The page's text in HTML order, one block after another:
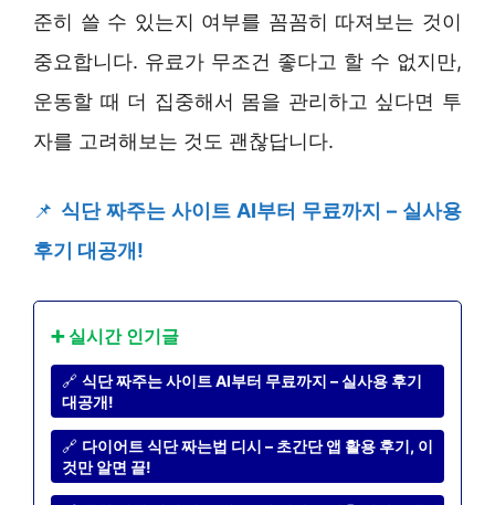
준히 쓸 수 있는지 여부를 꼼꼼히 따져보는 것이
중요합니다. 유료가 무조건 좋다고 할 수 없지만,
운동할 때 더 집중해서 몸을 관리하고 싶다면 투
자를 고려해보는 것도 괜찮답니다.
📌 식단 짜주는 사이트 AI부터 무료까지 – 실사용
후기 대공개!
➕ 실시간 인기글
🔗 식단 짜주는 사이트 AI부터 무료까지 – 실사용 후기
대공개!
🔗 다이어트 식단 짜는법 디시 – 초간단 앱 활용 후기, 이
것만 알면 끝!